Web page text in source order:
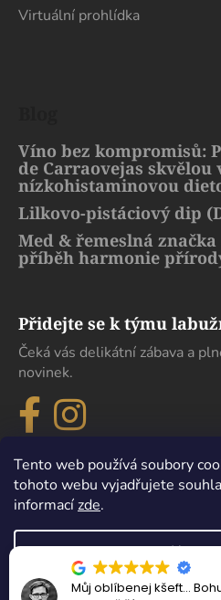
Tento web používá soubory
tohoto webu vyjadřujete
informacízde.
Virtuální prohlídka
Víno bez kompromisů:
de Carraovejas
nízkohistaminovou
Lilkovo-pistáciový dip
Med & řemeslná
příběh harmonie
Přidejte se k týmu
Čeká vás delikátní zábava a
novinek.
Vytvořil
Můj oblíbenej kšeft…